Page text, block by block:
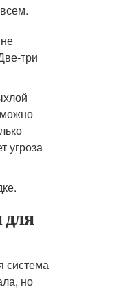
три
угроза
система
но